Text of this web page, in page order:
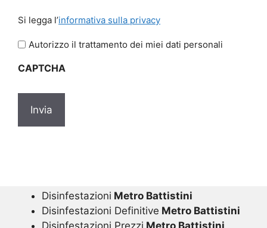
legga
l'informativa
privacy
Si legga l’informativa sulla privacy
Autorizzo il trattamento dei miei dati personali
CAPTCHA
Disinfestazioni Metro Battistini
Disinfestazioni Definitive Metro Battistini
Disinfestazioni Prezzi Metro Battistini